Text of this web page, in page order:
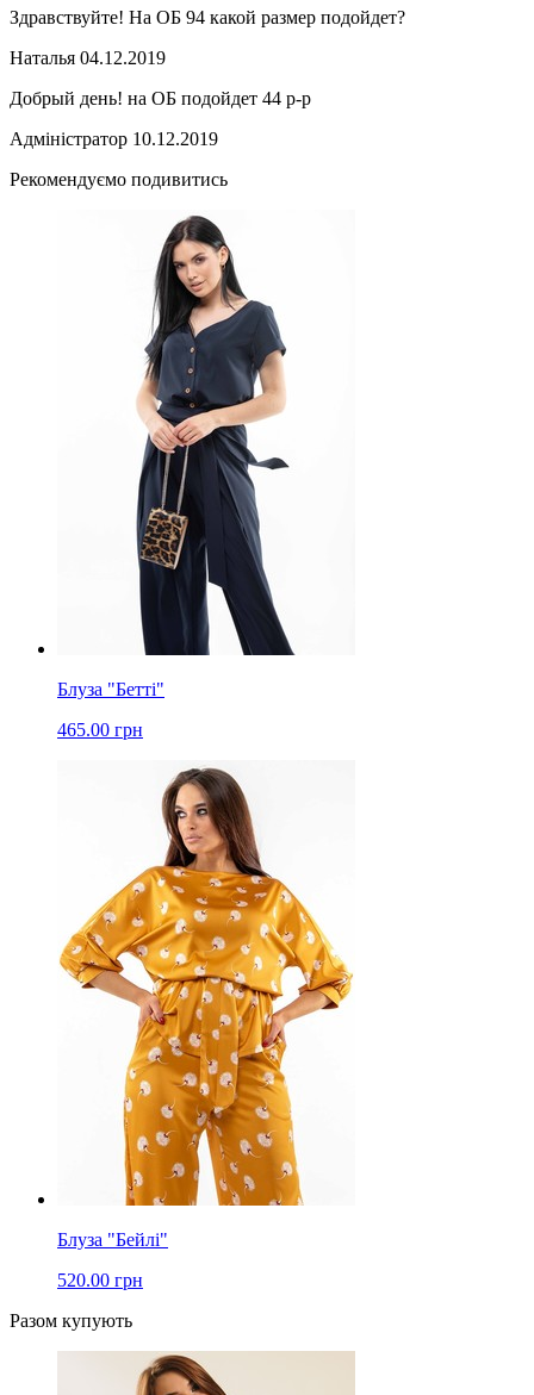
Здравствуйте! На ОБ 94 какой размер подойдет?
Наталья 04.12.2019
Добрый день! на ОБ подойдет 44 р-р
Адміністратор 10.12.2019
Рекомендуємо подивитись
Блуза "Бетті"
465.00 грн
Блуза "Бейлі"
520.00 грн
Разом купують